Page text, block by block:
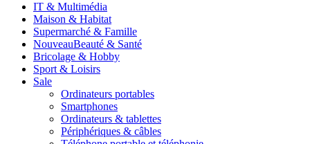
IT & Multimédia
Maison & Habitat
Supermarché & Famille
NouveauBeauté & Santé
Bricolage & Hobby
Sport & Loisirs
Sale
Ordinateurs portables
Smartphones
Ordinateurs & tablettes
Périphériques & câbles